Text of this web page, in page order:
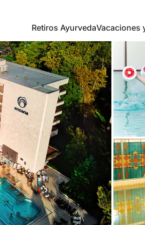
Retiros AyurvedaVacaciones